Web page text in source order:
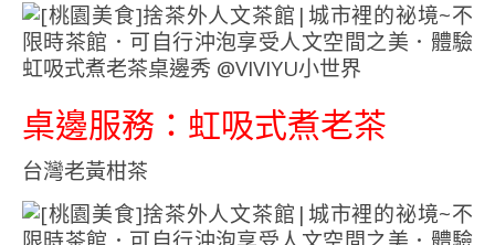
桌邊服務：虹吸式煮老茶
台灣老黃柑茶